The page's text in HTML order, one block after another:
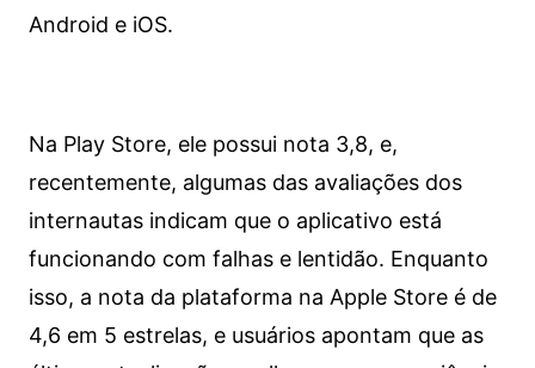
Android e iOS.
Na Play Store, ele possui nota 3,8, e,
recentemente, algumas das avaliações dos
internautas indicam que o aplicativo está
funcionando com falhas e lentidão. Enquanto
isso, a nota da plataforma na Apple Store é de
4,6 em 5 estrelas, e usuários apontam que as